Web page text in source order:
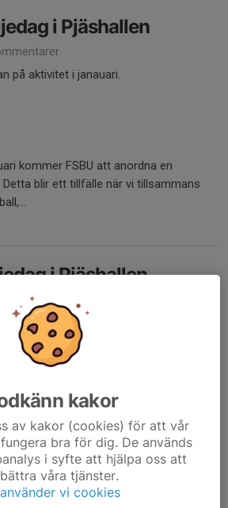
i Pjäshallen
på aktivitet i janauari.
kommer FSBU att anordna en
blir ett tillfälle när vi tillsammans
i Pjäshallen
kakor
av kakor (cookies) för att vår
bra för dig. De används
i syfte att hjälpa oss att
våra tjänster.
vi cookies